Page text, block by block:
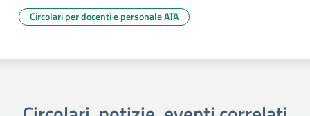
Circolari per docenti e personale ATA